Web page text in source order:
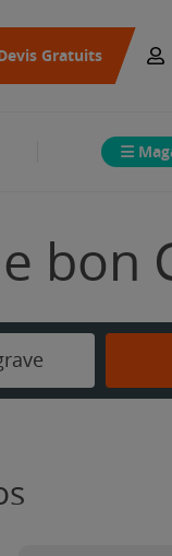
Gratuits
bon